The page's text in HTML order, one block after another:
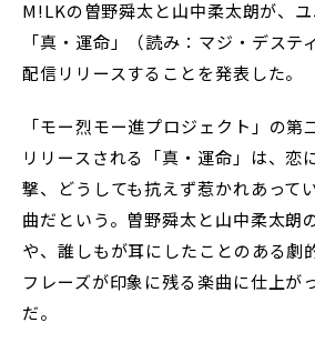
M!LKの曽野舜太と山中柔太朗が、
「真・運命」（読み：マジ・デステ
配信リリースすることを発表した。
「モー烈モー進プロジェクト」の第
リリースされる「真・運命」は、恋
撃、どうしても抗えず惹かれあって
曲だという。曽野舜太と山中柔太朗
や、誰しもが耳にしたことのある劇
フレーズが印象に残る楽曲に仕上が
だ。